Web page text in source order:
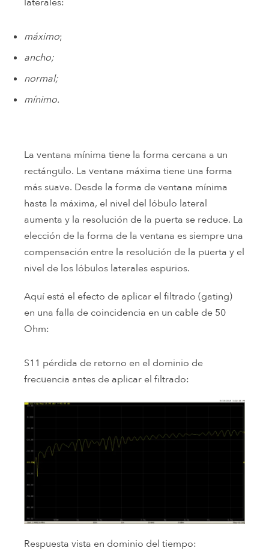
máximo;
ancho;
normal;
mínimo.
La ventana mínima tiene la forma cercana a un
rectángulo. La ventana máxima tiene una forma
más suave. Desde la forma de ventana mínima
hasta la máxima, el nivel del lóbulo lateral
aumenta y la resolución de la puerta se reduce. La
elección de la forma de la ventana es siempre una
compensación entre la resolución de la puerta y el
nivel de los lóbulos laterales espurios.
Aquí está el efecto de aplicar el filtrado (gating)
en una falla de coincidencia en un cable de 50
Ohm:
S11 pérdida de retorno en el dominio de
frecuencia antes de aplicar el filtrado:
Respuesta vista en dominio del tiempo: